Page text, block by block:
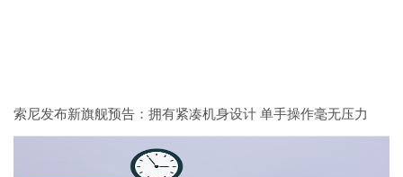
索尼发布新旗舰预告：拥有紧凑机身设计 单手操作毫无压力